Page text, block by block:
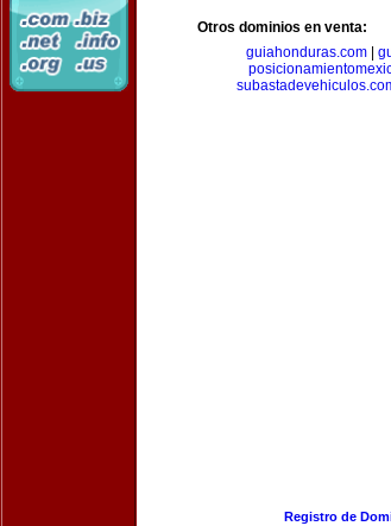
Otros dominios en venta:
guiahonduras.com|
Registro de